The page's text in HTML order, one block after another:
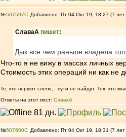
№507597 Добавлено: Пт 04 Окт 19, 18:27 (7 лет
СлаваА пишет:
Дык все чем раньше владела
Что-то я не вижу в массах личных
Стоимость этих операций ни как не
Те, кто веруют слепо, - пути не найдут. Тех, кто
Ответы на этот пост: СлаваА
№507600 Добавлено: Пт 04 Окт 19, 18:31 (7 лет